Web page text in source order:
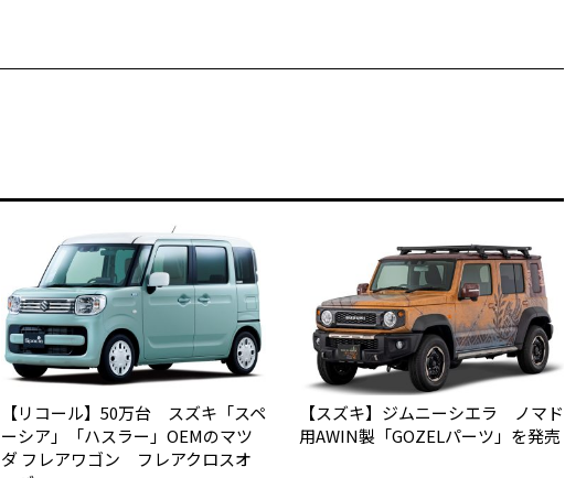
【リコール】50万台 スズキ「スペ
ーシア」「ハスラー」OEMのマツ
ダ フレアワゴン フレアクロスオ
【スズキ】ジムニーシエラ ノマド
用AWIN製「GOZELパーツ」を発売